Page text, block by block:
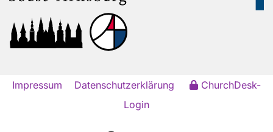
Impressum Datenschutzerklärung
ChurchDesk-
Login